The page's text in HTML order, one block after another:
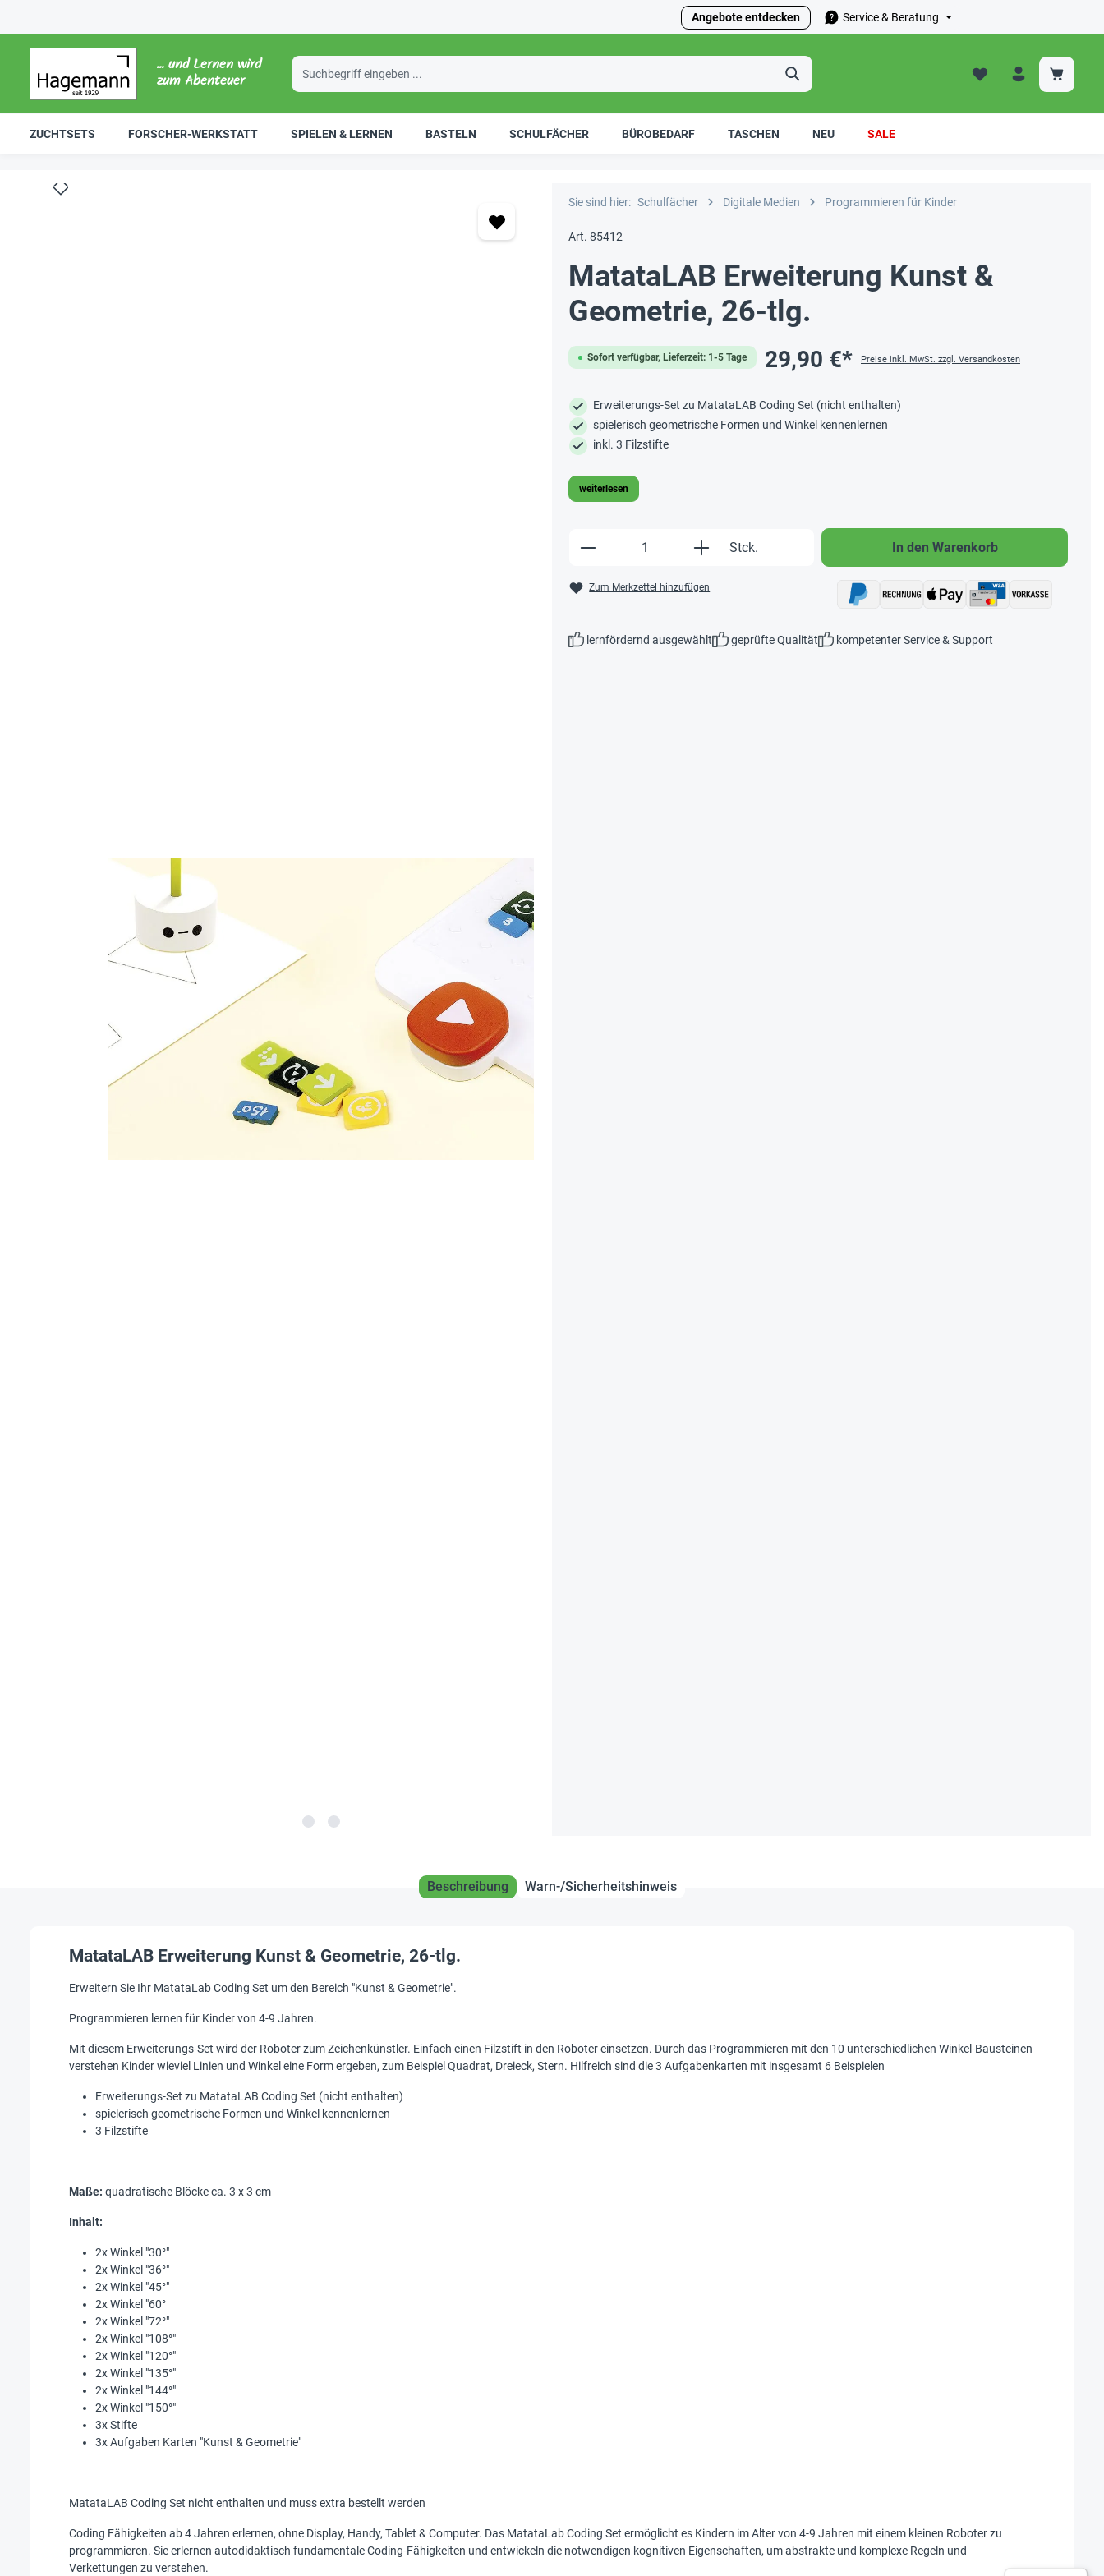
Angebote entdecken Service & Beratung
... und Lernen wird
zum Abenteuer
ZUCHTSETS FORSCHER-WERKSTATT SPIELEN & LERNEN BASTELN SCHULFÄCHER BÜROBEDARF TASCHEN NEU SALE
Sie sind hier: Schulfächer Digitale Medien Programmieren für Kinder
Art. 85412
MatataLAB Erweiterung Kunst &
Geometrie, 26-tlg.
Sofort verfügbar, Lieferzeit: 1-5 Tage 29,90 €* Preise inkl. MwSt. zzgl. Versandkosten
Erweiterungs-Set zu MatataLAB Coding Set (nicht enthalten)
spielerisch geometrische Formen und Winkel kennenlernen
inkl. 3 Filzstifte
weiterlesen
Produkt Anzahl: Gib den gewünschten Wert ein oder
Stck.
Zum Merkzettel hinzufügen
In den Warenkorb
lernfördernd ausgewählt geprüfte Qualität kompetenter Service & Support
Beschreibung Warn-/Sicherheitshinweis
MatataLAB Erweiterung Kunst & Geometrie, 26-tlg.
Erweitern Sie Ihr MatataLab Coding Set um den Bereich "Kunst & Geometrie".
Programmieren lernen für Kinder von 4-9 Jahren.
Mit diesem Erweiterungs-Set wird der Roboter zum Zeichenkünstler. Einfach einen Filzstift in den Roboter einsetzen. Durch das Programmieren mit den 10 unterschiedlichen Winkel-Bausteinen
verstehen Kinder wieviel Linien und Winkel eine Form ergeben, zum Beispiel Quadrat, Dreieck, Stern. Hilfreich sind die 3 Aufgabenkarten mit insgesamt 6 Beispielen
Erweiterungs-Set zu MatataLAB Coding Set (nicht enthalten)
spielerisch geometrische Formen und Winkel kennenlernen
3 Filzstifte
Maße: quadratische Blöcke ca. 3 x 3 cm
Inhalt:
2x Winkel "30°"
2x Winkel "36°"
2x Winkel "45°"
2x Winkel "60°
2x Winkel "72°"
2x Winkel "108°"
2x Winkel "120°"
2x Winkel "135°"
2x Winkel "144°"
2x Winkel "150°"
3x Stifte
3x Aufgaben Karten "Kunst & Geometrie"
MatataLAB Coding Set nicht enthalten und muss extra bestellt werden
Coding Fähigkeiten ab 4 Jahren erlernen, ohne Display, Handy, Tablet & Computer. Das MatataLab Coding Set ermöglicht es Kindern im Alter von 4-9 Jahren mit einem kleinen Roboter zu
programmieren. Sie erlernen autodidaktisch fundamentale Coding-Fähigkeiten und entwickeln die notwendigen kognitiven Eigenschaften, um abstrakte und komplexe Regeln und
Verkettungen zu verstehen.